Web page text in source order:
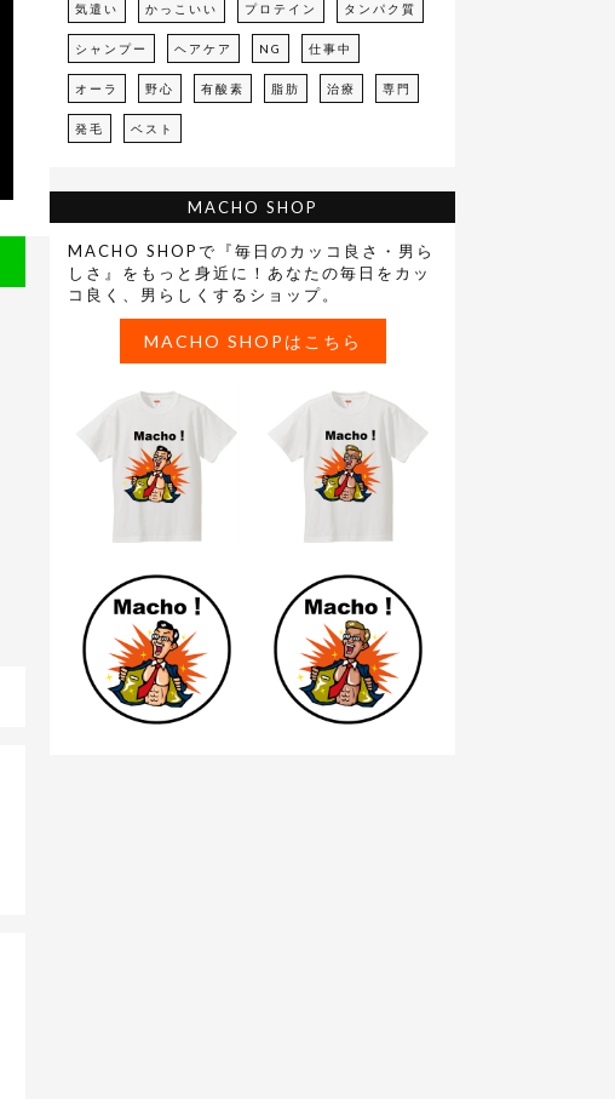
気遣い かっこいい プロテイン タンパク質
シャンプー ヘアケア NG 仕事中
オーラ 野心 有酸素 脂肪 治療 専門
発毛 ベスト
MACHO SHOP
MACHO SHOPで『毎日のカッコ良さ・男ら
しさ』をもっと身近に！あなたの毎日をカッ
コ良く、男らしくするショップ。
MACHO SHOPはこちら